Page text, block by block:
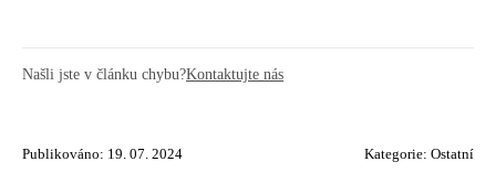
Našli jste v článku chybu?Kontaktujte nás
Publikováno: 19. 07. 2024 Kategorie: Ostatní